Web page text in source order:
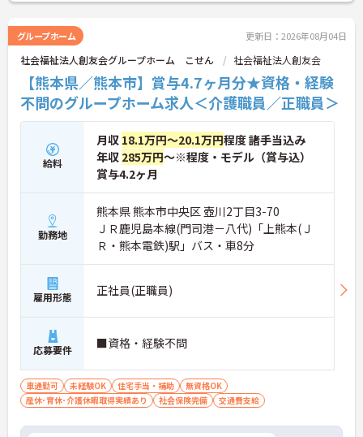
グループホーム 更新日：2026年08月04日
社会福祉法人創友会グループホーム こせん 社会福祉法人創友会
【熊本県／熊本市】賞与4.7ヶ月分★資格・経験
不問のグループホーム求人＜介護職員／正職員＞
給料
月収 18.1万円～20.1万円程度 諸手当込み
年収 285万円～※程度・モデル（賞与込）
賞与4.2ヶ月
勤務地
熊本県 熊本市中央区 壺川2丁目3-70
ＪＲ鹿児島本線(門司港－八代)「上熊本(Ｊ
Ｒ・熊本電鉄)駅」バス・車8分
雇用形態 正社員(正職員)
応募要件 ■資格・経験不問
車通勤可 未経験OK 住宅手当・補助
無資格OK
産休･育休･介護休暇取得実績あり
社会保険完備 交通費支給